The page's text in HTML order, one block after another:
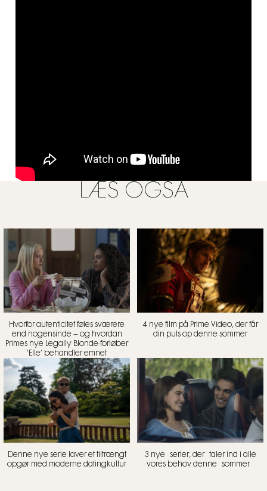
LÆS OGSÅ
Hvorfor autenticitet føles sværere
end nogensinde – og hvordan
Primes nye Legally Blonde-forløber
‘Elle’ behandler emnet
4 nye film på Prime Video, der får
din puls op denne sommer
Denne nye serie laver et tiltrængt
opgør med moderne datingkultur
3 nye serier, der taler ind i alle
vores behov denne sommer